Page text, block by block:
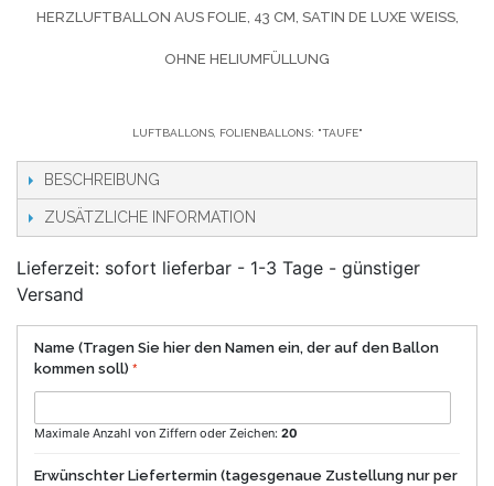
HERZLUFTBALLON AUS FOLIE, 43 CM, SATIN DE LUXE WEISS, O
HNE HELIUMFÜLLUNG
LUFTBALLONS, FOLIENBALLONS: "TAUFE"
BESCHREIBUNG
ZUSÄTZLICHE INFORMATION
Lieferzeit: sofort lieferbar - 1-3 Tage - günstiger
Versand
Name (Tragen Sie hier den Namen ein, der auf den Ballon
kommen soll)
Maximale Anzahl von Ziffern oder Zeichen: 20
Erwünschter Liefertermin (tagesgenaue Zustellung nur per